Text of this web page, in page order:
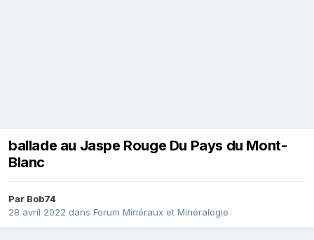
ballade au Jaspe Rouge Du Pays du Mont-
Blanc
Par Bob74
28 avril 2022 dans Forum Minéraux et Minéralogie